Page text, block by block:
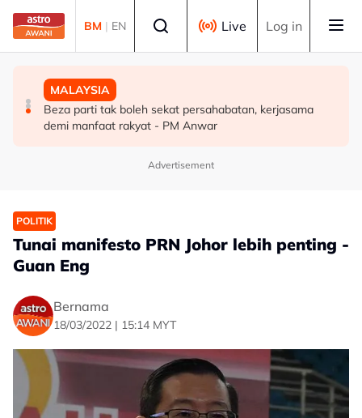
Skip to main content
BM | EN Live Log in
MALAYSIA
Pengacara, ahli perniagaan ditahan bantu siasatan
audio siar sentuh isu sensitiviti agama
DUNIA
PM Thailand arah undang-undang senjata api diperketat
selepas insiden tembakan di sekolah
MALAYSIA
Beza parti tak boleh sekat persahabatan, kerjasama
demi manfaat rakyat - PM Anwar
Advertisement
POLITIK
Tunai manifesto PRN Johor lebih penting -
Guan Eng
Bernama
18/03/2022 | 15:14 MYT